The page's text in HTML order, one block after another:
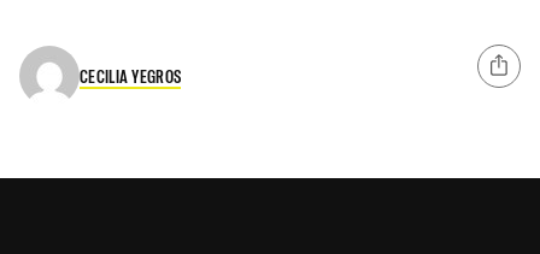
CECILIA YEGROS